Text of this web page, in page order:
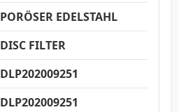
PORÖSER EDELSTAHL
DISC FILTER
DLP202009251
DLP202009251